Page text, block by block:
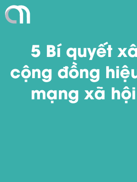
5 Bí quyết
cộng đồng
mạng xã